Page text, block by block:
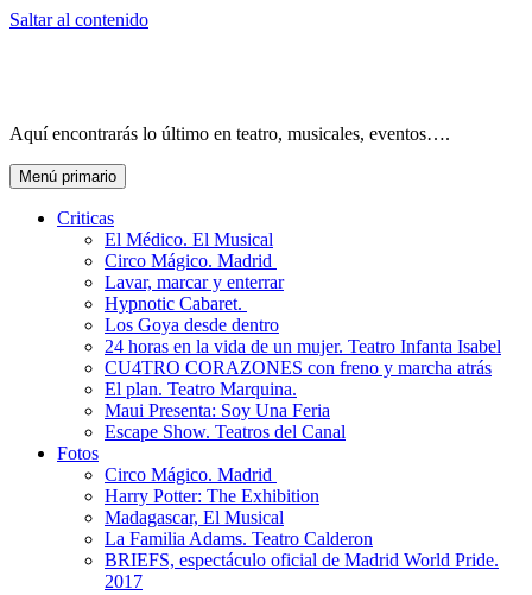
Saltar al contenido
Aquí encontrarás lo último en teatro, musicales, eventos….
Menú primario
Criticas
El Médico. El Musical
Circo Mágico. Madrid
Lavar, marcar y enterrar
Hypnotic Cabaret.
Los Goya desde dentro
24 horas en la vida de un mujer. Teatro Infanta Isabel
CU4TRO CORAZONES con freno y marcha atrás
El plan. Teatro Marquina.
Maui Presenta: Soy Una Feria
Escape Show. Teatros del Canal
Fotos
Circo Mágico. Madrid
Harry Potter: The Exhibition
Madagascar, El Musical
La Familia Adams. Teatro Calderon
BRIEFS, espectáculo oficial de Madrid World Pride.
2017